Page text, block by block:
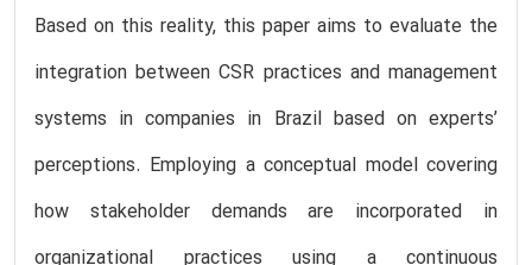
Based on this reality, this paper aims to evaluate the
integration between CSR practices and management
systems in companies in Brazil based on experts’
perceptions. Employing a conceptual model covering
how stakeholder demands are incorporated in
organizational practices using a continuous